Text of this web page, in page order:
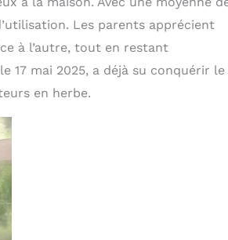
Les parents apprécient
à l’autre, tout en restant
17 mai 2025, a déjà su conquérir le
en herbe.